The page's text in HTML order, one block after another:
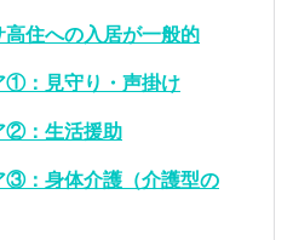
住への入居が一般的
①：見守り・声掛け
②：生活援助
③：身体介護（介護型の